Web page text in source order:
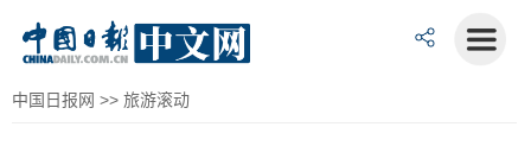
中国日报网 >> 旅游滚动